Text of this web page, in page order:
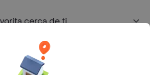
cerca de ti